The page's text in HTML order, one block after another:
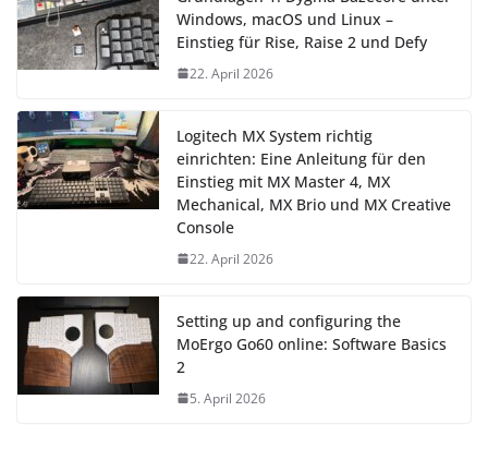
Windows, macOS und Linux –
Einstieg für Rise, Raise 2 und Defy
22. April 2026
Logitech MX System richtig
einrichten: Eine Anleitung für den
Einstieg mit MX Master 4, MX
Mechanical, MX Brio und MX Creative
Console
22. April 2026
Setting up and configuring the
MoErgo Go60 online: Software Basics
2
5. April 2026